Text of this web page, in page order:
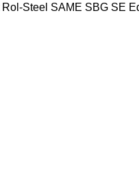
Rol-Steel SAME SBG SE